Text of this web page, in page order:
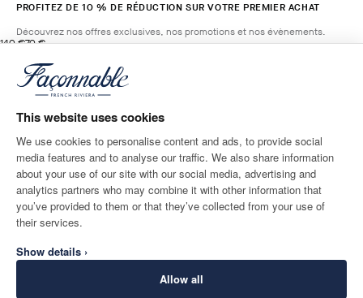
This website uses cookies
We use cookies to personalise content and ads, to provide social
media features and to analyse our traffic. We also share information
about your use of our site with our social media, advertising and
analytics partners who may combine it with other information that
you’ve provided to them or that they’ve collected from your use of
their services.
Show details ›
Allow all
140 €
original price 140 €
70 €
current price 70 €
WHITE
Taille
AJOUTER AU PANIER
PROFITEZ DE 10 % DE RÉDUCTION SUR VOTRE PREMIER ACHAT
Découvrez nos offres exclusives, nos promotions et nos évènements.
E-mail*
ADRESSE POSTALE
France
LANGUE
Français
CONTACTEZ-NOUS